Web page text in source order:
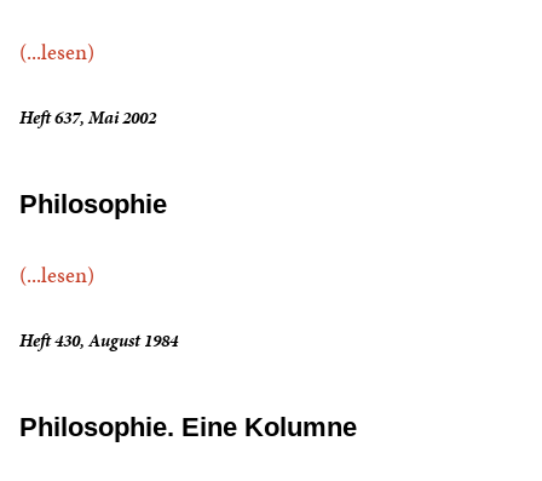
(...lesen)
Heft 637, Mai 2002
Philosophie
(...lesen)
Heft 430, August 1984
Philosophie. Eine Kolumne